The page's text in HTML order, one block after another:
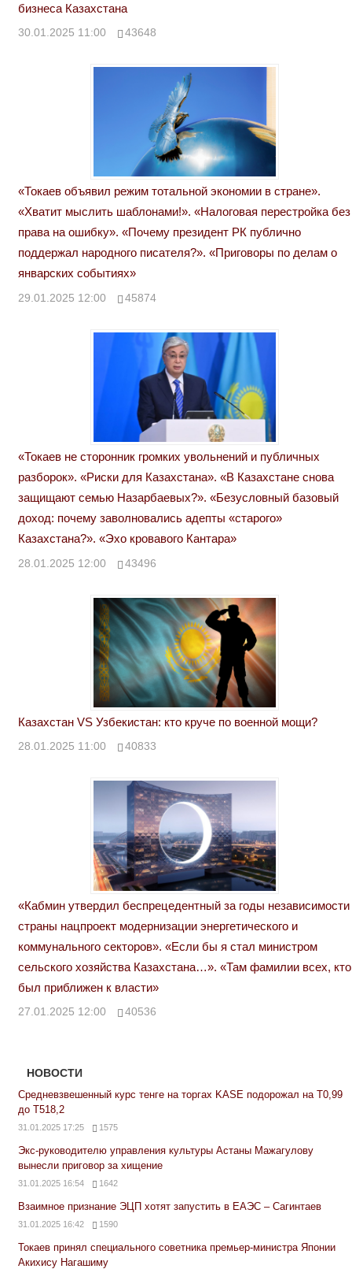
бизнеса Казахстана
30.01.2025 11:00 43648
«Токаев объявил режим тотальной экономии в стране».
«Хватит мыслить шаблонами!». «Налоговая перестройка без
права на ошибку». «Почему президент РК публично
поддержал народного писателя?». «Приговоры по делам о
январских событиях»
29.01.2025 12:00 45874
«Токаев не сторонник громких увольнений и публичных
разборок». «Риски для Казахстана». «В Казахстане снова
защищают семью Назарбаевых?». «Безусловный базовый
доход: почему заволновались адепты «старого»
Казахстана?». «Эхо кровавого Кантара»
28.01.2025 12:00 43496
Казахстан VS Узбекистан: кто круче по военной мощи?
28.01.2025 11:00 40833
«Кабмин утвердил беспрецедентный за годы независимости
страны нацпроект модернизации энергетического и
коммунального секторов». «Если бы я стал министром
сельского хозяйства Казахстана…». «Там фамилии всех, кто
был приближен к власти»
27.01.2025 12:00 40536
НОВОСТИ
Средневзвешенный курс тенге на торгах KASE подорожал на Т0,99
до Т518,2
31.01.2025 17:25 1575
Экс-руководителю управления культуры Астаны Мажагулову
вынесли приговор за хищение
31.01.2025 16:54 1642
Взаимное признание ЭЦП хотят запустить в ЕАЭС – Сагинтаев
31.01.2025 16:42 1590
Токаев принял специального советника премьер-министра Японии
Акихису Нагашиму